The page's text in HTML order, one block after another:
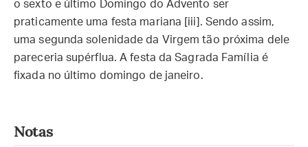
o sexto e último Domingo do Advento ser
praticamente uma festa mariana [iii]. Sendo assim,
uma segunda solenidade da Virgem tão próxima dele
pareceria supérflua. A festa da Sagrada Família é
fixada no último domingo de janeiro.
Notas